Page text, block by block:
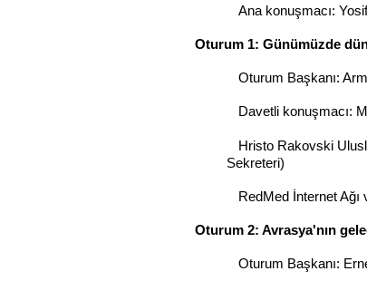
Ana konuşmacı:
Oturum 1: Günümüzde
Oturum Başkanı:
Davetli konuşmacı:
Hristo Rakovski
Sekreteri)
RedMed İnternet Ağı
Oturum 2: Avrasya'nın
Oturum Başkanı: